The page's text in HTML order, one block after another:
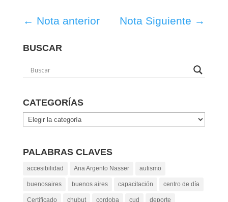
← Nota anterior Nota Siguiente →
BUSCAR
CATEGORÍAS
Categorías
PALABRAS CLAVES
accesibilidad Ana Argento Nasser autismo
buenosaires buenos aires capacitación centro de día
Certificado chubut cordoba cud deporte